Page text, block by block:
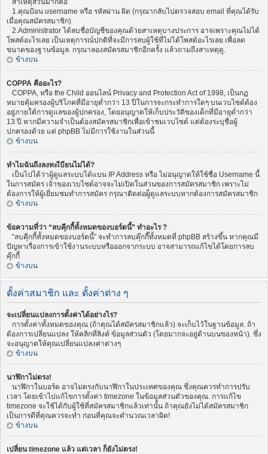
สาเหตุส่วนมากคือ
1.คุณป้อน username หรือ รหัสผ่าน ผิด (กรุณากลับไปตรวจสอบ email ที่คุณได้รับ
เมื่อคุณสมัครสมาชิก)
2.Administrator ได้ลบชื่อบัญชีของคุณด้วยสาเหตุบางประการ อาจเพราะคุณไม่ได้
โพสต์อะไรเลย เป็นเหตุการณ์ปกติที่จะมีการลบผู้ใช้ที่ไม่ได้โพสต์อะไรเลย เพื่อลด
ขนาดของฐานข้อมูล. กรุณาลองสมัครสมาชิกอีกครั้ง แล้วถามถึงสาเหตุดู.
ข้างบน
COPPA คืออะไร?
COPPA, หรือ the Child ออนไลน์ Privacy and Protection Act of 1998, เป็นกฏ
หมายคุ้มครองผู้บริโภคที่มีอายุต่ำกว่า 13 ปีในการจะกระทำการใดๆ บนเวบไซต์ต้อง
อยู่ภายใต้การดูแลของผู้ปกครอง, โดยอนุญาตให้เก็บประวัติของเด็กที่มีอายุต่ำกว่า
13 ปี หากมีความจำเป็นต้องสมัครสมาชิกเพื่อเข้าชมเวบไซต์ แต่ต้องระบุชื่อผู้
ปกครองด้วย แต่ phpBB ไม่มีการใช้งานในส่วนนี้
ข้างบน
ทำไมฉันถึงลงทะเีบียนไม่ได้?
เป็นไปได้ว่าผู้ดูแลระบบได้แบน IP Address หรือ ไม่อนุญาตให้ใช้ชื่อ Username นี้
ในการสมัคร เจ้าของเวบไซต์อาจจะไม่เปิดในส่วนของการสมัครสมาชิก เพราะไม่
ต้องการให้ผู้เยี่ยมชมทำการสมัคร กรุณาติดต่อผู็ดูแลระบบหากต้องการสมัครสมาชิก
ข้างบน
ข้อความที่ว่า “ลบคุีกกี้ทั้งหมดของบอร์ดนี้” ทำอะไร ?
“ลบคุีกกี้ทั้งหมดของบอร์ดนี้” จะทำการลบคุ๊กกี๊ทั้งหมดที่ phpBB สร้างขึ้น หากคุณมี
ปัญหาเรื่องการเข้าใช้งานระบบหรือออกจากระบบ อาจสามารถแก้ไขได้โดยการลบ
คุ๊กกี้
ข้างบน
ตั้งค่าสมาชิก และ ตั้งค่าต่าง ๆ
จะเปลี่ยนแปลงการตั้งค่าได้อย่างไร?
การตั้งค่าทั้งหมดของคุณ (ถ้าคุณได้สมัครสมาชิกแล้ว) จะเก็บไว้ในฐานข้อมูล. ถ้า
ต้องการเปลี่ยนแปลง ให้คลิกที่ลิงค์ ข้อมูลส่วนตัว (โดยมากจะอยู่ด้านบนของหน้า). ซึ่ง
จะอนุญาตให้คุณเปลี่ยนแปลงค่าต่างๆ
ข้างบน
นาฬิกาไม่ตรง!
นาฬิกาในบอร์ด อาจไม่ตรงกับนาฬิกาในประเทศของคุณ ซึ่งคุณควรทำการปรับ
เวลา โดยเข้าไปแก้ไขการตั้งค่า timezone ในข้อมูลส่วนตัวของคุณ. การแก้ไข
timezone จะใช้ได้กับผู้ใช้ที่สมัครสมาชิกแล้วเท่านั้น ถ้าคุณยังไม่ได้สมัครสมาชิก
เป็นการดีที่คุณควรจะทำ ก่อนที่คุณจะคำนวณเวลาผิด!
ข้างบน
เปลี่ยน timezone แล้ว แต่เวลา ก็ยังไม่ตรง!